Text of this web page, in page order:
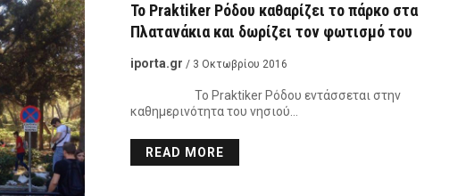
Το Praktiker Ρόδου καθαρίζει το πάρκο στα
Πλατανάκια και δωρίζει τον φωτισμό του
iporta.gr / 3 Οκτωβρίου 2016
Το Praktiker Ρόδου εντάσσεται στην
καθημερινότητα του νησιού…
READ MORE